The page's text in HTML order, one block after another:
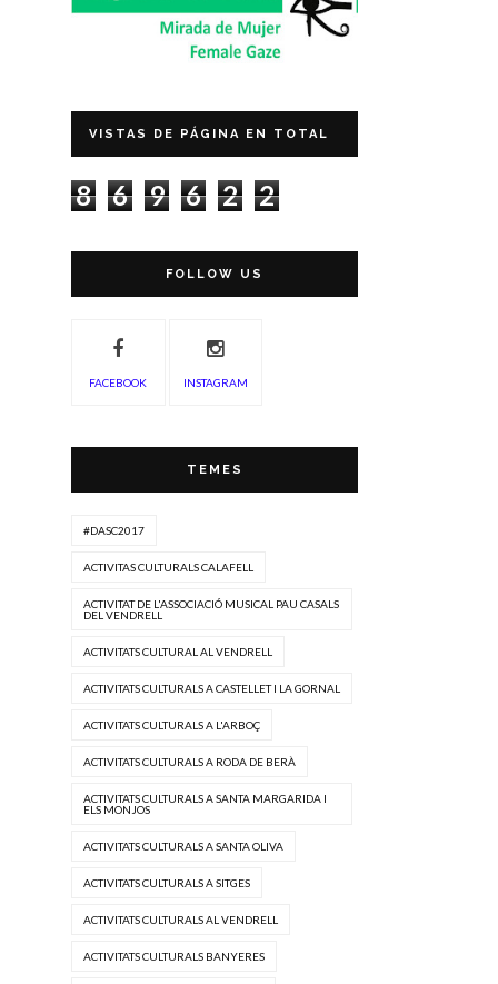
VISTAS DE PÁGINA EN TOTAL
8 6 9 6 2 2
FOLLOW US
FACEBOOK INSTAGRAM
TEMES
#DASC2017
ACTIVITAS CULTURALS CALAFELL
ACTIVITAT DE L'ASSOCIACIÓ MUSICAL PAU CASALS
DEL VENDRELL
ACTIVITATS CULTURAL AL VENDRELL
ACTIVITATS CULTURALS A CASTELLET I LA GORNAL
ACTIVITATS CULTURALS A L'ARBOÇ
ACTIVITATS CULTURALS A RODA DE BERÀ
ACTIVITATS CULTURALS A SANTA MARGARIDA I
ELS MONJOS
ACTIVITATS CULTURALS A SANTA OLIVA
ACTIVITATS CULTURALS A SITGES
ACTIVITATS CULTURALS AL VENDRELL
ACTIVITATS CULTURALS BANYERES